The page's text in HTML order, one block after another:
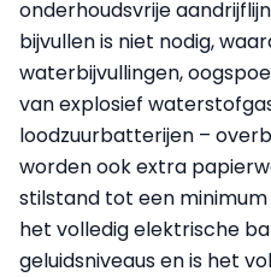
onderhoudsvrije
bijvullen is niet nodig,
waterbijvullingen,
van explosief
loodzuurbatterijen –
worden ook extra
stilstand tot een
het volledig elektrische
geluidsniveaus en is het